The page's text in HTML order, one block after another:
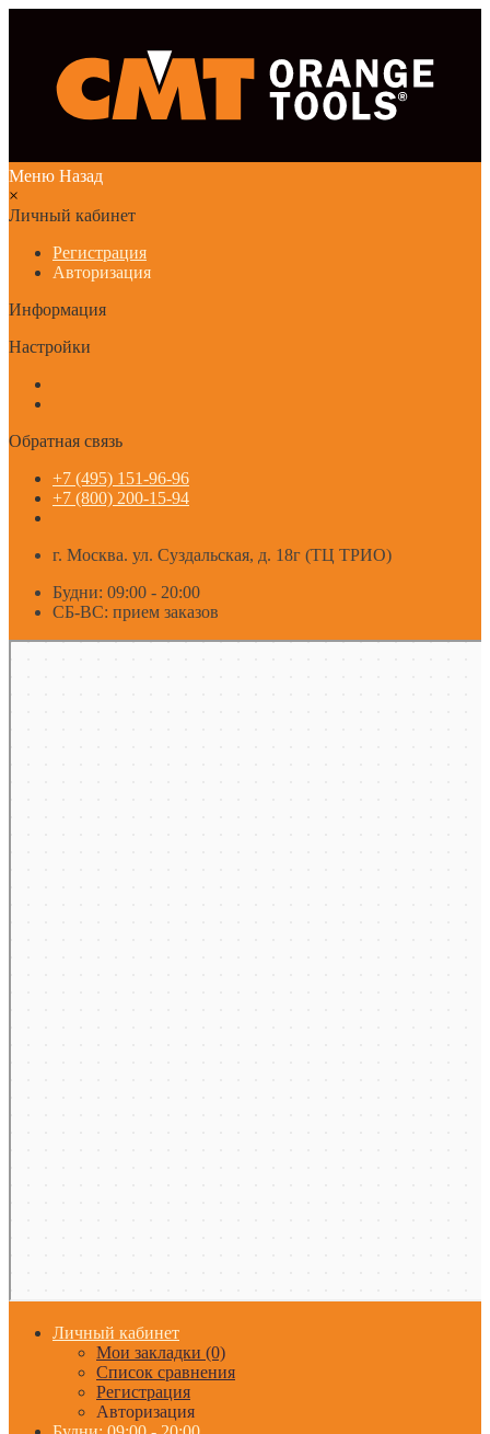
Меню Назад
×
Личный кабинет
Регистрация
Авторизация
Информация
Настройки
Обратная связь
+7 (495) 151-96-96
+7 (800) 200-15-94
г. Москва. ул. Суздальская, д. 18г (ТЦ ТРИО)
Будни: 09:00 - 20:00
СБ-ВС: прием заказов
Личный кабинет
Мои закладки (0)
Список сравнения
Регистрация
Авторизация